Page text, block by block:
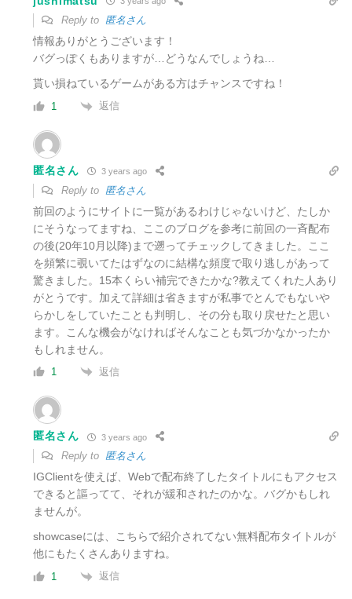
Reply to 匿名さん
情報ありがとうございます！
バグっぽくもありますが…どうなんでしょうね…
貰い損ねているゲームがある方はチャンスですね！
1 返信
匿名さん 3 years ago
Reply to 匿名さん
前回のようにサイトに一覧があるわけじゃないけど、たしか
にそうなってますね、ここのブログを参考に前回の一斉配布
の後(20年10月以降)まで遡ってチェックしてきました。ここ
を頻繁に覗いてたはずなのに結構な頻度で取り逃しがあって
驚きました。15本くらい補完できたかな?教えてくれた人あり
がとうです。加えて詳細は省きますが私事でとんでもないや
らかしをしていたことも判明し、その分も取り戻せたと思い
ます。こんな機会がなければそんなことも気づかなかったか
もしれません。
1 返信
匿名さん 3 years ago
Reply to 匿名さん
IGClientを使えば、Webで配布終了したタイトルにもアクセス
できると謳ってて、それが緩和されたのかな。バグかもしれ
ませんが。
showcaseには、こちらで紹介されてない無料配布タイトルが
他にもたくさんありますね。
1 返信